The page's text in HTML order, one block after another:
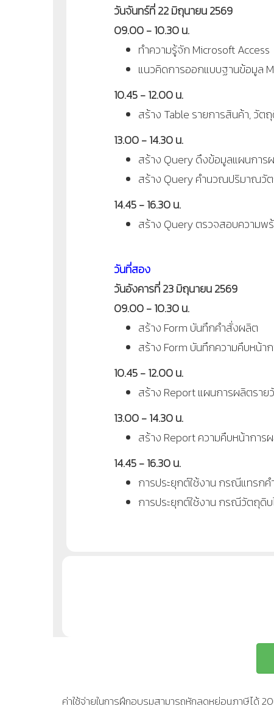
วันจันทร์ที่ 22 มิถุนายน 2569
09.00 - 10.30 น.
ทำความรู้จัก Microsoft Access
แนวคิดการออกแบบฐานข้อมูล
10.45 - 12.00 น.
สร้าง Table รายการสินค้า, วัต
13.00 - 14.30 น.
สร้าง Query ดึงข้อมูลแผนการ
สร้าง Query คำนวณปริมาณวั
14.45 - 16.30 น.
สร้าง Query ตรวจสอบความพ
วันที่สอง
วันอังคารที่ 23 มิถุนายน 2569
09.00 - 10.30 น.
สร้าง Form บันทึกคำสั่งผลิต
สร้าง Form บันทึกความคืบหน้า
10.45 - 12.00 น.
สร้าง Report แผนการผลิตรา
13.00 - 14.30 น.
สร้าง Report ความคืบหน้าการ
14.45 - 16.30 น.
การประยุกต์ใช้งาน กรณีแทรก
การประยุกต์ใช้งาน กรณีวัตถุดิ
ค่าใช้จ่ายในการฝึกอบรมสามารถหักลดหย่อนภาษีได้